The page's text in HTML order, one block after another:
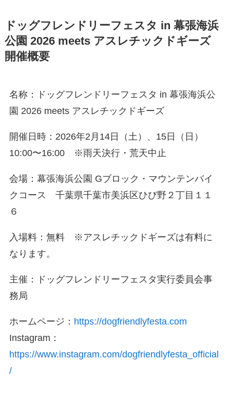
ドッグフレンドリーフェスタ in 幕張海浜
公園 2026 meets アスレチックドギーズ
開催概要
名称：ドッグフレンドリーフェスタ in 幕張海浜公
園 2026 meets アスレチックドギーズ
開催日時：2026年2月14日（土）、15日（日）
10:00〜16:00 ※雨天決行・荒天中止
会場：幕張海浜公園 Gブロック・マウンテンバイ
クコース 千葉県千葉市美浜区ひび野２丁目１１
６
入場料：無料 ※アスレチックドギーズは有料に
なります。
主催：ドッグフレンドリーフェスタ実行委員会事
務局
ホームページ： https://dogfriendlyfesta.com
Instagram：
https://www.instagram.com/dogfriendlyfesta_official
/